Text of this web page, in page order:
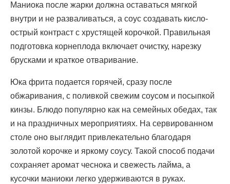
Маниока после жарки должна оставаться мягкой
внутри и не разваливаться, а соус создавать кисло-
острый контраст с хрустящей корочкой. Правильная
подготовка корнеплода включает очистку, нарезку
брусками и краткое отваривание.
Юка фрита подается горячей, сразу после
обжаривания, с поливкой свежим соусом и посыпкой
кинзы. Блюдо популярно как на семейных обедах, так
и на праздничных мероприятиях. На сервированном
столе оно выглядит привлекательно благодаря
золотой корочке и яркому соусу. Такой способ подачи
сохраняет аромат чеснока и свежесть лайма, а
кусочки маниоки легко удерживаются в руках.